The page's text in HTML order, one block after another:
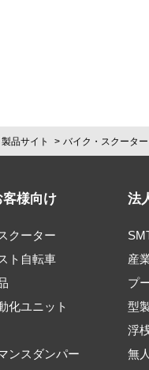
品サイト バイク・スクーター
様向け
クーター
ト自転車
化ユニット
ンスダンパー
法
産
プ
型
浮
無